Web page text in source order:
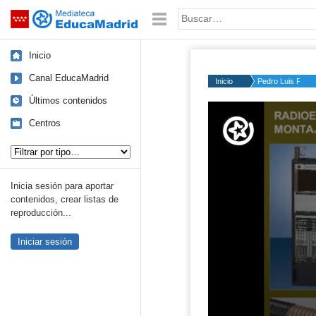
Saltar navegación Palabra o frase:
Inicio
Canal EducaMadrid
Últimos contenidos
Centros
Inicia sesión para aportar
contenidos, crear listas de
reproducción...
Iniciar sesión
Inicio Pedro Luis P.
50%